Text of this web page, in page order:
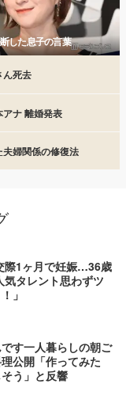
した息子の言葉
ん死去
ナ 離婚発表
婦関係の修復法
際1ヶ月で妊娠…36歳
タレント思わずツ
」
す一人暮らしの朝ご
公開「作ってみた
う」と反響